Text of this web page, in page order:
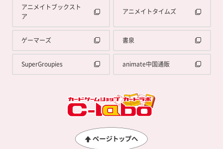
アニメイトブックスト
ア
アニメイトタイムズ
ゲーマーズ 書泉
SuperGroupies animate中国通販